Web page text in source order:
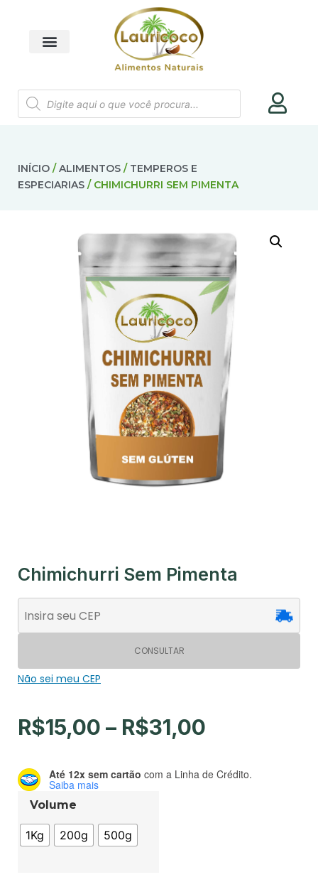
INÍCIO /ALIMENTOS / TEMPEROS E
ESPECIARIAS / CHIMICHURRI SEM PIMENTA
Chimichurri Sem Pimenta
CONSULTAR
Não sei meu CEP
R$15,00 – R$31,00
Até 12x sem cartão com a Linha de Crédito.
Saiba mais
Volume
1Kg 200g 500g